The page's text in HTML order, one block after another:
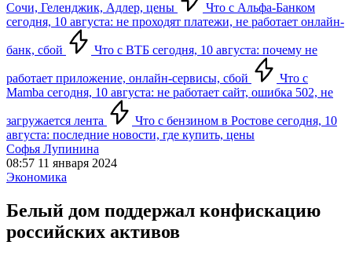
Сочи, Геленджик, Адлер, цены
Что с Альфа-Банком
сегодня, 10 августа: не проходят платежи, не работает онлайн-
банк, сбой Что с ВТБ сегодня, 10 августа: почему не
работает приложение, онлайн-сервисы, сбой
Что с
Mamba сегодня, 10 августа: не работает сайт, ошибка 502, не
загружается лента
Что с бензином в Ростове сегодня, 10
августа: последние новости, где купить, цены
Софья Лупинина
08:57 11 января 2024
Экономика
Белый дом поддержал конфискацию
российских активов